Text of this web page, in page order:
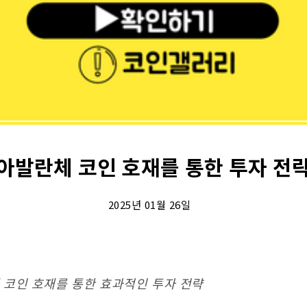
발란체 코인 호재를 통한 투자 전
2025년 01월 26일
인 호재를 통한 효과적인 투자 전략